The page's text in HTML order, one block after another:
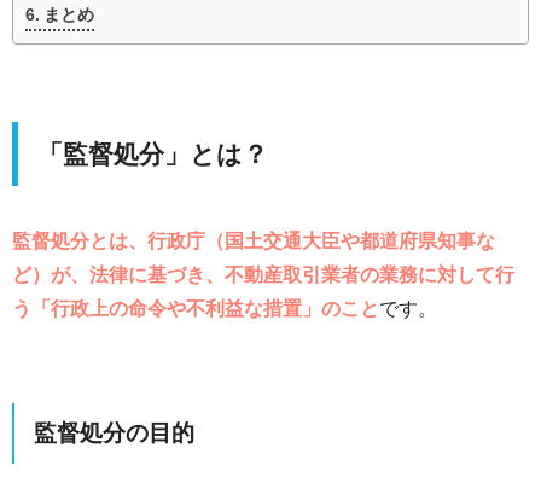
まとめ
「監督処分」とは？
監督処分とは、行政庁（国土交通大臣や都道府県知事な
ど）が、法律に基づき、不動産取引業者の業務に対して行
う「行政上の命令や不利益な措置」のことです。
監督処分の目的